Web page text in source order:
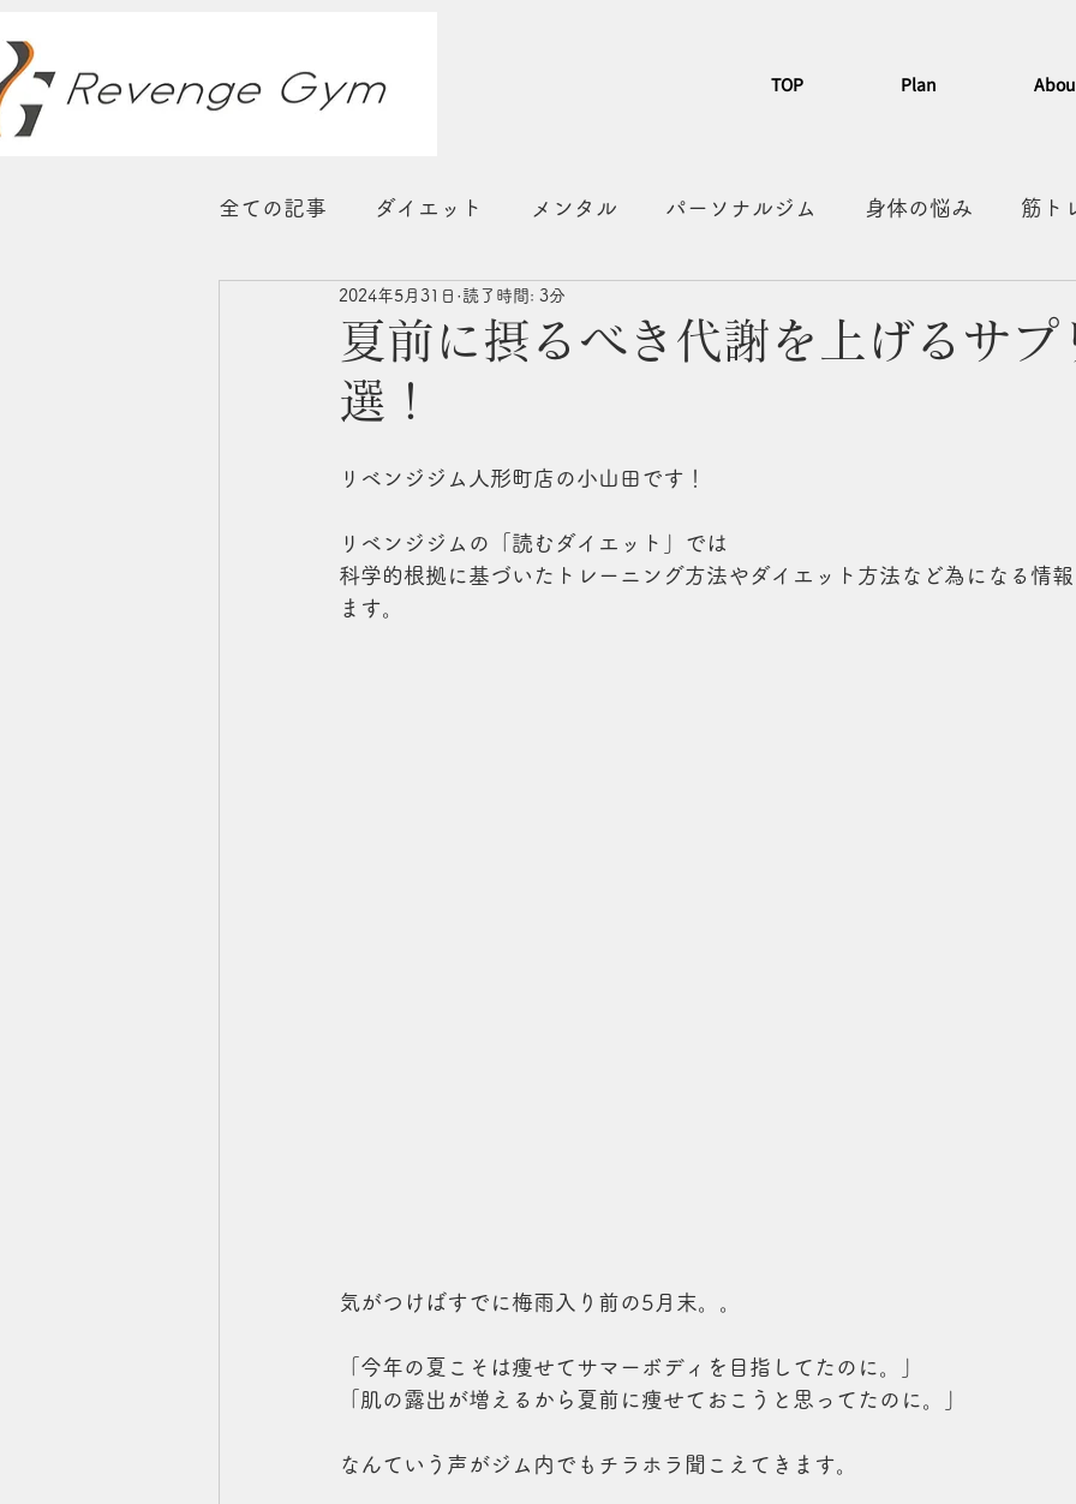
TOP Plan
全ての記事 ダイエット メンタル パーソナルジム 身体の悩み 筋ト
ストレス対策 習慣化
夏前に摂るべき代謝を上げるサプ
選！
2024年5月31日 読了時間: 3分
リベンジジム人形町店の小山田です！
リベンジジムの「読むダイエット」では
科学的根拠に基づいたトレーニング方法やダイエット方法など為になる情
ます。
気がつけばすでに梅雨入り前の5月末。。
「今年の夏こそは痩せてサマーボディを目指してたのに。」
「肌の露出が増えるから夏前に痩せておこうと思ってたのに。」
なんていう声がジム内でもチラホラ聞こえてきます。